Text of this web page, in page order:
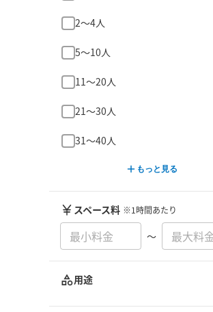
2〜4人
5〜10人
11〜20人
21〜30人
31〜40人
もっと見る
スペース料 ※1時間あたり
〜
用途